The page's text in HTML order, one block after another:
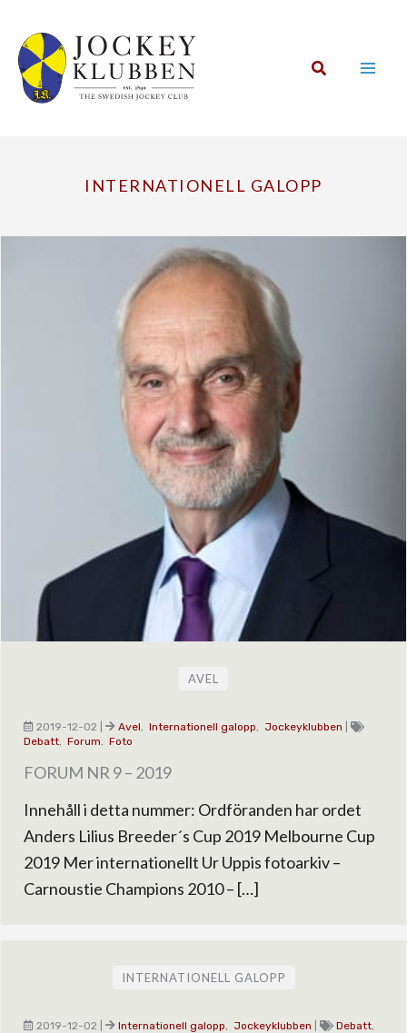
innehåll
Sök
INTERNATIONELL GALOPP
AVEL
2019-12-02 Avel, Internationell galopp, Jockeyklubben
Debatt, Forum, Foto
FORUM NR 9 – 2019
Innehåll i detta nummer: Ordföranden har ordet
Anders Lilius Breeder´s Cup 2019 Melbourne Cup
2019 Mer internationellt Ur Uppis fotoarkiv –
Carnoustie Champions 2010 – […]
INTERNATIONELL GALOPP
2019-12-02 Internationell galopp, Jockeyklubben Debatt,